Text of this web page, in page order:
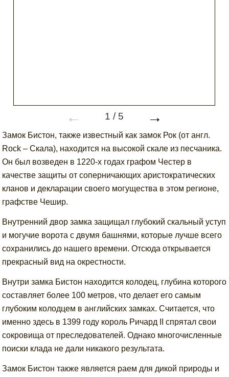
← 1 / 5 →
Замок Бистон, также известный как замок Рок (от англ.
Rock – Скала), находится на высокой скале из песчаника.
Он был возведен в 1220-х годах графом Честер в
качестве защиты от соперничающих аристократических
кланов и декларации своего могущества в этом регионе,
графстве Чешир.
Внутренний двор замка защищал глубокий скальный уступ
и могучие ворота с двумя башнями, которые лучше всего
сохранились до нашего времени. Отсюда открывается
прекрасный вид на окрестности.
Внутри замка Бистон находится колодец, глубина которого
составляет более 100 метров, что делает его самым
глубоким колодцем в английских замках. Считается, что
именно здесь в 1399 году король Ричард II спрятал свои
сокровища от преследователей. Однако многочисленные
поиски клада не дали никакого результата.
Замок Бистон также является раем для дикой природы и